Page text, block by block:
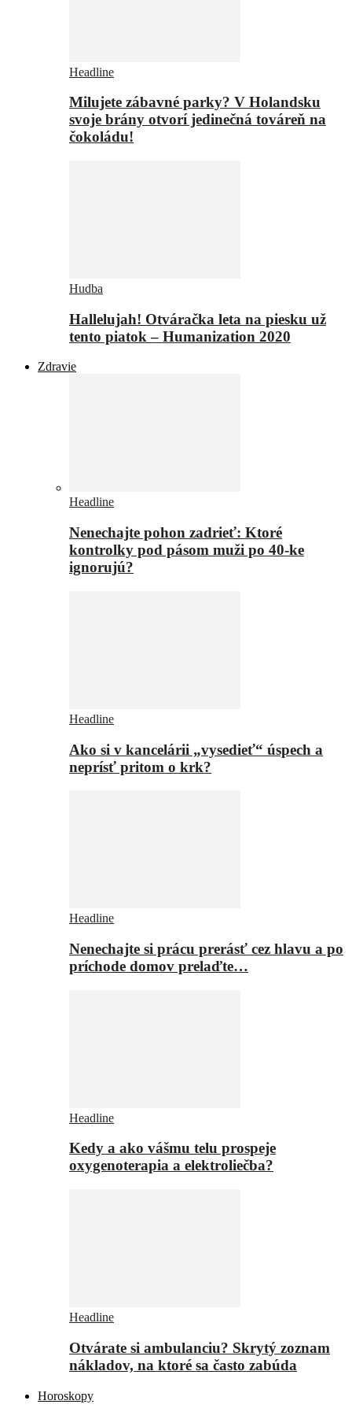
Headline
Milujete zábavné parky? V Holandsku
svoje brány otvorí jedinečná továreň na
čokoládu!
Hudba
Hallelujah! Otváračka leta na piesku už
tento piatok – Humanization 2020
Zdravie
Headline
Nenechajte pohon zadrieť: Ktoré
kontrolky pod pásom muži po 40-ke
ignorujú?
Headline
Ako si v kancelárii „vysedieť“ úspech a
neprísť pritom o krk?
Headline
Nenechajte si prácu prerásť cez hlavu a po
príchode domov prelaďte…
Headline
Kedy a ako vášmu telu prospeje
oxygenoterapia a elektroliečba?
Headline
Otvárate si ambulanciu? Skrytý zoznam
nákladov, na ktoré sa často zabúda
Horoskopy